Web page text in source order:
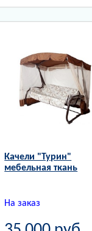
Качели "Турин"
мебельная ткань
На заказ